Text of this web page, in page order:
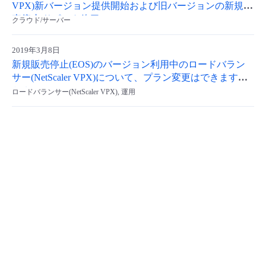
VPX)新バージョン提供開始および旧バージョンの新規販
売停止/サポート終了
クラウド/サーバー
2019年3月8日
新規販売停止(EOS)のバージョン利用中のロードバラン
サー(NetScaler VPX)について、プラン変更はできます
か？
ロードバランサー(NetScaler VPX), 運用